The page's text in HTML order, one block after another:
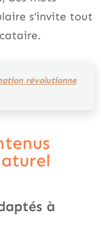
s’invite tout
révolutionne
à